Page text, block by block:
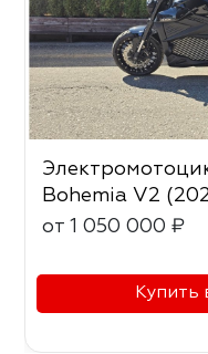
Bohemia V2
от 1 050 000 ₽
Купить